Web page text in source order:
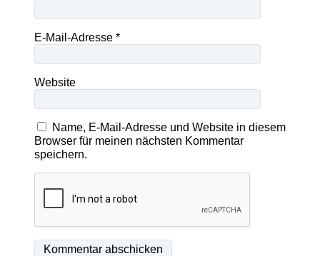
E-Mail-Adresse *
Website
Name, E-Mail-Adresse und Website in diesem
Browser für meinen nächsten Kommentar
speichern.